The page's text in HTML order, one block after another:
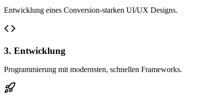
Entwicklung eines Conversion-starken UI/UX Designs.
3. Entwicklung
Programmierung mit modernsten, schnellen Frameworks.